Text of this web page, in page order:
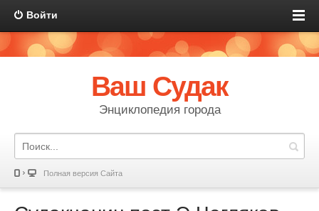
Войти
Ваш Судак
Энциклопедия города
Полная версия Сайта